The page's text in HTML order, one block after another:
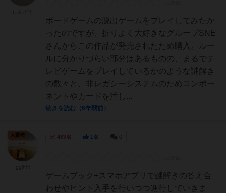
ボードゲームの脱出ゲームをプレイしてみたか
ったのですが、折りよく大好きなグループSNE
さんからこの作品が発売されたため購入。ルー
ルに分かりづらい部分はあるものの、まるでテ
レビゲームをプレイしているかのような謎解き
の数々と、非レガシーシステムのためコンポー
ネントやカードを汚し...
続きを読む（6年弱前）
483名 1名
ゲームブック+スマホアプリで謎解きの答え合
わせやヒント入手を行いつつ進行していきま
大賢者